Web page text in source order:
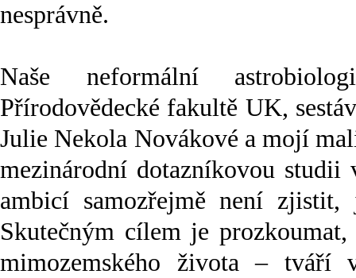
nesprávně.
Naše neformální
Přírodovědecké fakultě UK,
Julie Nekola Novákové a mojí
mezinárodní dotazníkovou studii
ambicí samozřejmě není
Skutečným cílem je
mimozemského života – tváří